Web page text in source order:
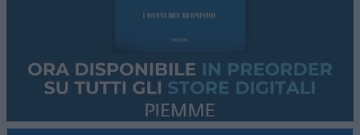
patrimoniale di chi amministra e intervenendo